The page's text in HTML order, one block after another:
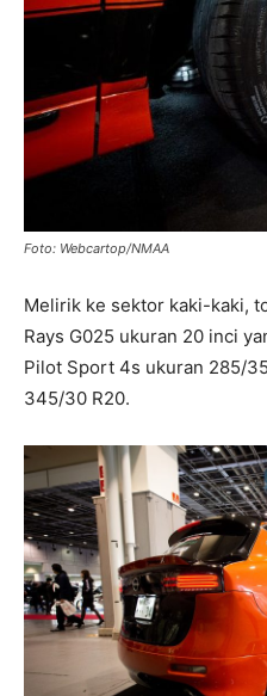
Foto: Webcartop/NMAA
Melirik ke sektor kaki-kaki,
Rays G025 ukuran 20 inci
Pilot Sport 4s ukuran 285/
345/30 R20.